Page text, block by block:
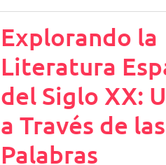
Explorando la
Literatura
del Siglo XX:
a Través de las
Palabras